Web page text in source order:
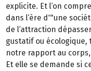
explicite. Et l‘on
dans l‘ère d'"une
de l‘attraction
gustatif ou écologique,
notre rapport au
Et elle se demande si